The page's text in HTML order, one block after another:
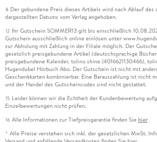
8 Der gebundene Preis dieses Artikels wird nach Ablauf
dargestellten Datums vom Verlag angehoben.
12 Ihr Gutschein SOMMER13 gilt bis einschließlich
Gutschein ausschließlich online einlösen unter
zur Abholung mit Zahlung in der Filiale möglich. Der
gesetzlich preisgebundene Artikel (deutschsprachige
preisgebundene Kalender, tolino shine (4016621130466),
Hugendubel Hörbuch Abo. Der Gutschein ist nicht mit
Geschenkkarten kombinierbar. Eine Barauszahlung ist nicht
und der Handel des Gutscheincodes sind nicht gestattet.
15 Leider können wir die Echtheit der Kundenbewertung
Einzelbewertungen nicht prüfen.
16 Alle Informationen zur Tiefpreisgarantie finden Sie hier
* Alle Preise verstehen sich inkl. der gesetzlichen MwSt.